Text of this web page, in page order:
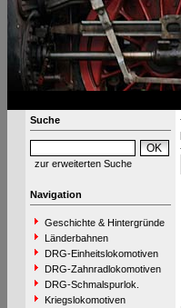
Suche
zur erweiterten Suche
Navigation
Geschichte & Hintergründe
Länderbahnen
DRG-Einheitslokomotiven
DRG-Zahnradlokomotiven
DRG-Schmalspurlok.
Kriegslokomotiven